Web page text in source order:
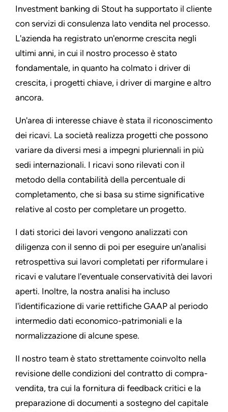
Investment banking di Stout ha supportato il cliente
con servizi di consulenza lato vendita nel processo.
L'azienda ha registrato un'enorme crescita negli
ultimi anni, in cui il nostro processo è stato
fondamentale, in quanto ha colmato i driver di
crescita, i progetti chiave, i driver di margine e altro
ancora.
Un'area di interesse chiave è stata il riconoscimento
dei ricavi. La società realizza progetti che possono
variare da diversi mesi a impegni pluriennali in più
sedi internazionali. I ricavi sono rilevati con il
metodo della contabilità della percentuale di
completamento, che si basa su stime significative
relative al costo per completare un progetto.
I dati storici dei lavori vengono analizzati con
diligenza con il senno di poi per eseguire un'analisi
retrospettiva sui lavori completati per riformulare i
ricavi e valutare l'eventuale conservatività dei lavori
aperti. Inoltre, la nostra analisi ha incluso
l'identificazione di varie rettifiche GAAP al periodo
intermedio dati economico-patrimoniali e la
normalizzazione di alcune spese.
Il nostro team è stato strettamente coinvolto nella
revisione delle condizioni del contratto di compra-
vendita, tra cui la fornitura di feedback critici e la
preparazione di documenti a sostegno del capitale